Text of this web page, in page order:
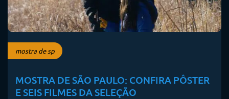
mostra de sp
MOSTRA DE SÃO PAULO: CONFIRA PÔSTER
E SEIS FILMES DA SELEÇÃO